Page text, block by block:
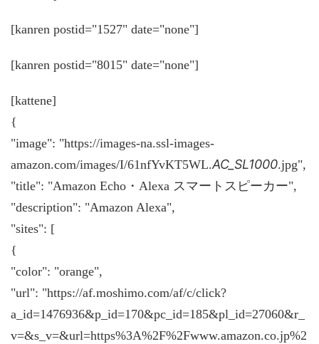
[kanren postid="1527" date="none"]
[kanren postid="8015" date="none"]
[kattene]
{
"image": "https://images-na.ssl-images-
amazon.com/images/I/61nfYvKT5WL.AC_SL1000.jpg",
"title": "Amazon Echo・Alexa スマートスピーカー",
"description": "Amazon Alexa",
"sites": [
{
"color": "orange",
"url": "https://af.moshimo.com/af/c/click?
a_id=1476936&p_id=170&pc_id=185&pl_id=27060&r_
v=&s_v=&url=https%3A%2F%2Fwww.amazon.co.jp%2